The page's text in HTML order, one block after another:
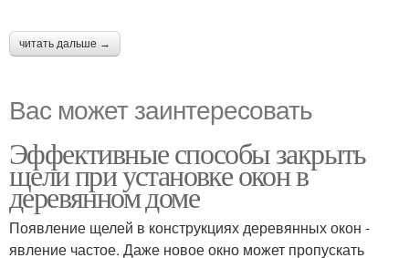
читать дальше →
Вас может заинтересовать
Эффективные способы закрыть
щели при установке окон в
деревянном доме
Появление щелей в конструкциях деревянных окон -
явление частое. Даже новое окно может пропускать